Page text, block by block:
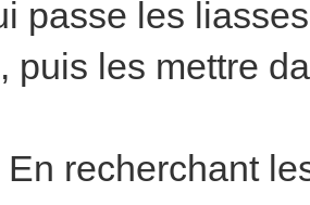
passe les
puis les mettre
recherchant